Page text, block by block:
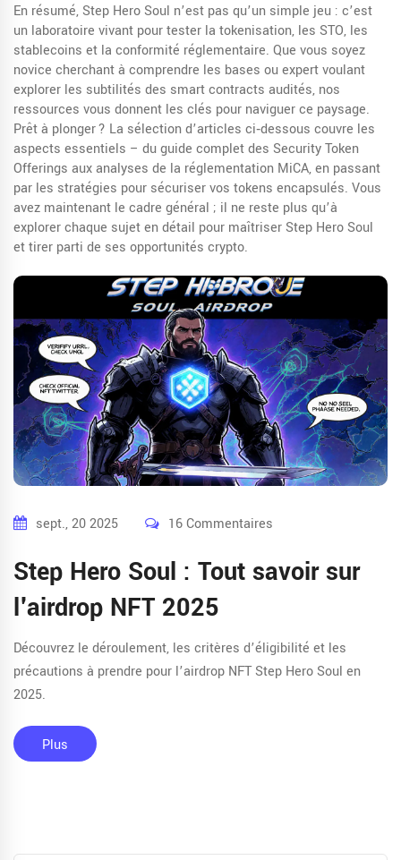
En résumé, Step Hero Soul n’est pas qu’un simple jeu : c’est
un laboratoire vivant pour tester la tokenisation, les STO, les
stablecoins et la conformité réglementaire. Que vous soyez
novice cherchant à comprendre les bases ou expert voulant
explorer les subtilités des smart contracts audités, nos
ressources vous donnent les clés pour naviguer ce paysage.
Prêt à plonger ? La sélection d’articles ci‑dessous couvre les
aspects essentiels – du guide complet des Security Token
Offerings aux analyses de la réglementation MiCA, en passant
par les stratégies pour sécuriser vos tokens encapsulés. Vous
avez maintenant le cadre général ; il ne reste plus qu’à
explorer chaque sujet en détail pour maîtriser Step Hero Soul
et tirer parti de ses opportunités crypto.
sept., 20 2025 16 Commentaires
Step Hero Soul : Tout savoir sur
l'airdrop NFT 2025
Découvrez le déroulement, les critères d’éligibilité et les
précautions à prendre pour l’airdrop NFT Step Hero Soul en
2025.
Plus